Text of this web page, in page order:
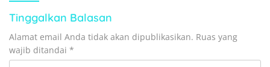
Tinggalkan Balasan
Alamat email Anda tidak akan dipublikasikan. Ruas yang
wajib ditandai *